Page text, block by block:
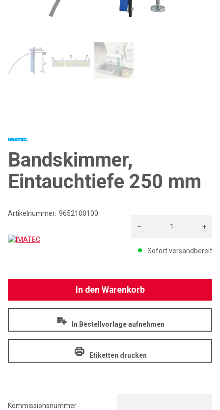
Bandskimmer,
Eintauchtiefe 250 mm
IMATEC
Artikelnummer: 9652100100
Sofort versandbereit
Kommissionsnummer
– +
In den Warenkorb
In Bestellvorlage aufnehmen
Etiketten drucken